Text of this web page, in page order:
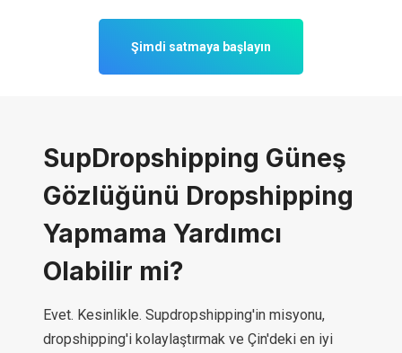
Şimdi satmaya başlayın
SupDropshipping Güneş
Gözlüğünü Dropshipping
Yapmama Yardımcı
Olabilir mi?
Evet. Kesinlikle. Supdropshipping'in misyonu,
dropshipping'i kolaylaştırmak ve Çin'deki en iyi